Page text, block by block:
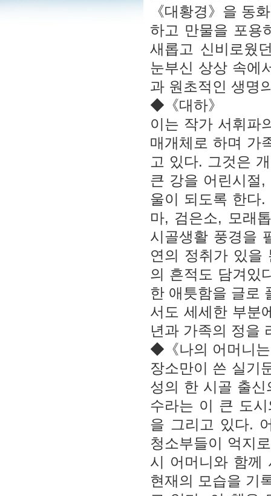
《대황경》을 동
하고 만물을 포용
새롭고 신비로웠
눈부신 상상 속에
과 원초적인 생명
◆《대하》
이는 작가 서휘파
매개체로 하며 가
고 있다. 그것은
큰 강을 어린시절
울이 되도록 한다
마, 검은소, 모래
시골생활 풍경을
연의 정취가 있을
의 흔적도 담겨있
한 애틋함을 글로
서도 세세한 부분
년과 가족의 정을
◆《나의 어머니
장소만이 쓴 실기
성의 한 시골 출
수라는 이 큰 도
을 그리고 있다.
청소부들이 억지
시 어머니와 함께
현재의 모습을 기